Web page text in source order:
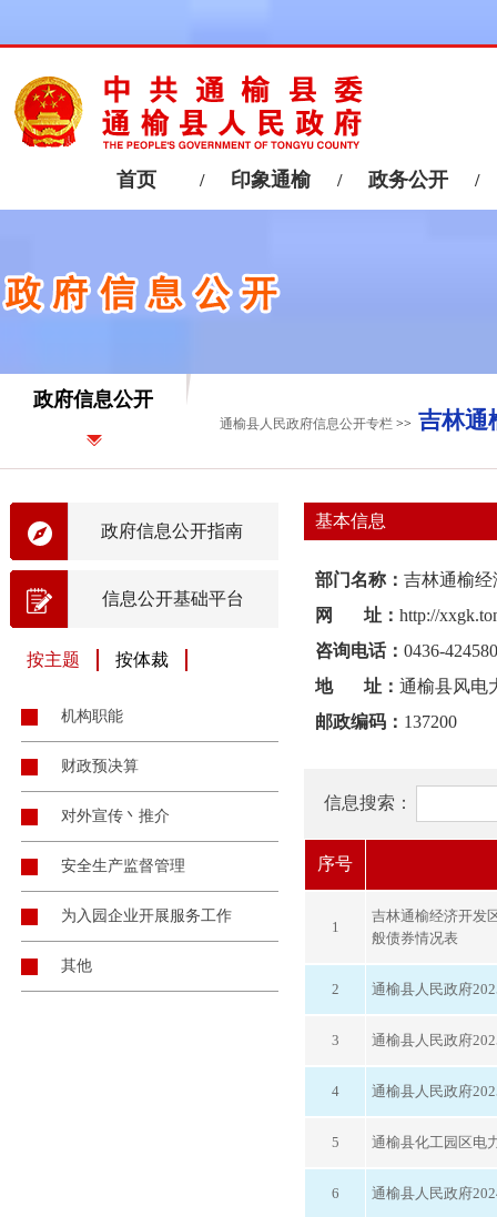
政府信息公开
通榆县人民政府信息公开专栏 >> 吉林通
基本信息
部门名称： 吉林通榆
网 址： http://
咨询电话： 0436-
地 址： 通榆县风电
邮政编码： 137200
信息搜索：
序号
1
吉林通榆经济开发
般债券情况表
2 通榆县人民政府
3 通榆县人民政府
4 通榆县人民政府
5 通榆县化工园区电
6 通榆县人民政府
政府信息公开指南
信息公开基础平台
按主题 按体裁
机构职能
财政预决算
对外宣传丶推介
安全生产监督管理
为入园企业开展服务工作
其他